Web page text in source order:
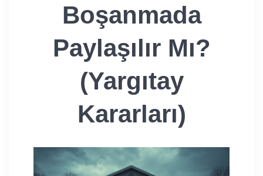
Boşanmada
Paylaşılır Mı?
(Yargıtay
Kararları)